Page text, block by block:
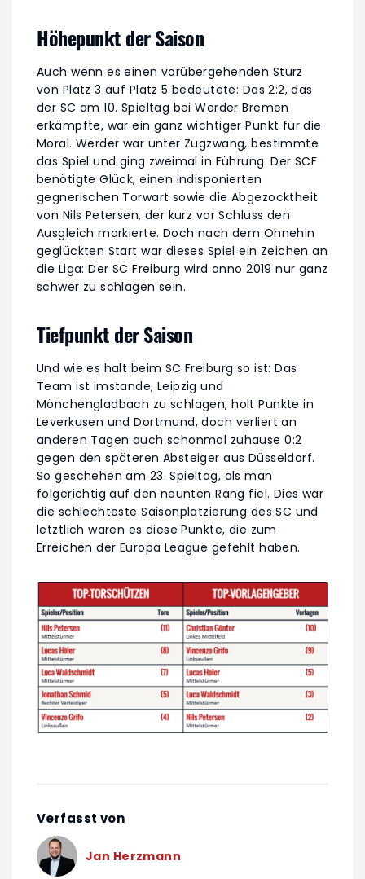
Höhepunkt der Saison
Auch wenn es einen vorübergehenden Sturz
von Platz 3 auf Platz 5 bedeutete: Das 2:2, das
der SC am 10. Spieltag bei Werder Bremen
erkämpfte, war ein ganz wichtiger Punkt für die
Moral. Werder war unter Zugzwang, bestimmte
das Spiel und ging zweimal in Führung. Der SCF
benötigte Glück, einen indisponierten
gegnerischen Torwart sowie die Abgezocktheit
von Nils Petersen, der kurz vor Schluss den
Ausgleich markierte. Doch nach dem Ohnehin
geglückten Start war dieses Spiel ein Zeichen an
die Liga: Der SC Freiburg wird anno 2019 nur ganz
schwer zu schlagen sein.
Tiefpunkt der Saison
Und wie es halt beim SC Freiburg so ist: Das
Team ist imstande, Leipzig und
Mönchengladbach zu schlagen, holt Punkte in
Leverkusen und Dortmund, doch verliert an
anderen Tagen auch schonmal zuhause 0:2
gegen den späteren Absteiger aus Düsseldorf.
So geschehen am 23. Spieltag, als man
folgerichtig auf den neunten Rang fiel. Dies war
die schlechteste Saisonplatzierung des SC und
letztlich waren es diese Punkte, die zum
Erreichen der Europa League gefehlt haben.
Verfasst von
Jan Herzmann